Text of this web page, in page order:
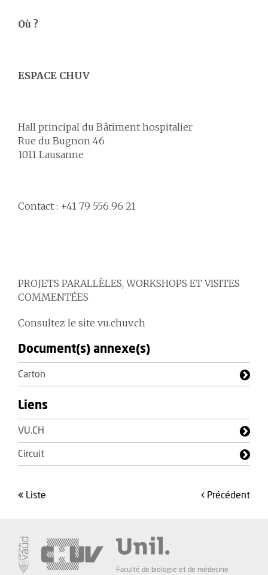
Où ?
ESPACE CHUV
Hall principal du Bâtiment hospitalier
Rue du Bugnon 46
1011 Lausanne
Contact : +41 79 556 96 21
PROJETS PARALLÈLES, WORKSHOPS ET VISITES
COMMENTÉES
Consultez le site vu.chuv.ch
Document(s) annexe(s)
Carton
Liens
VU.CH
Circuit
liste précédent
Faculté de biologie et de médecine